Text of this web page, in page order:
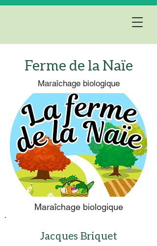
Ferme de la Naïe
Maraîchage biologique
Maraîchage biologique
Jacques Briquet